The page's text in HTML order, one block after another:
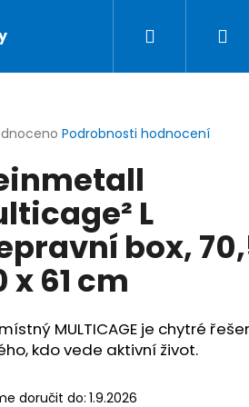
Podmínky ochrany
Hledat
Podrobnosti hodnocení
L
box,
x 61 cm
MULTICAGE je chytré
kdo vede aktivní život.
doručit do: 1.9.2026
AUTOPÁS PRO PSY